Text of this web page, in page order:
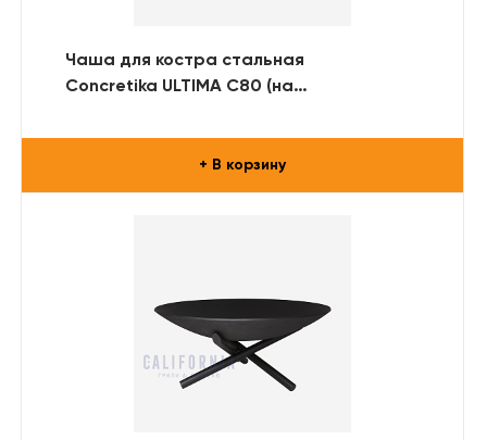
Чаша для костра стальная
Concretika ULTIMA C80 (на
+ В корзину